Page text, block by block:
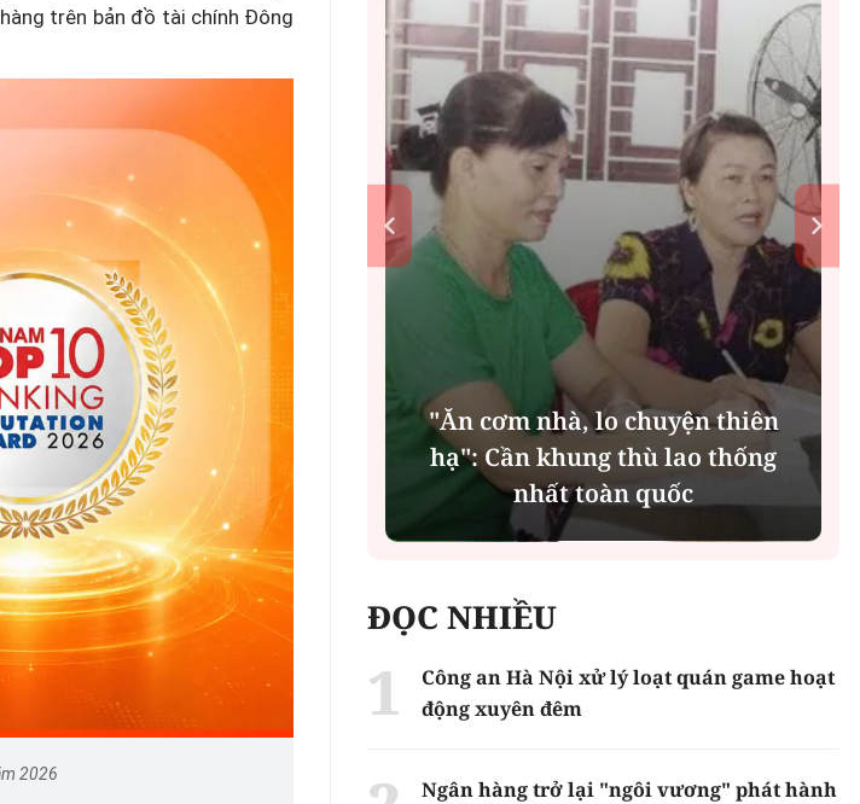
trên bản đồ tài chính Đông
2026
lập thành phố Bắc Ninh
thuộc Trung ương: Tầm
thị hiện đại và giàu bản
sắc
"Ăn cơm nhà, lo chuyện thiên
hạ": Cần khung thù lao thống
nhất toàn quốc
ĐỌC NHIỀU
Công an Hà Nội xử lý loạt quán game hoạt
động xuyên đêm
Ngân hàng trở lại "ngôi vương" phát hành